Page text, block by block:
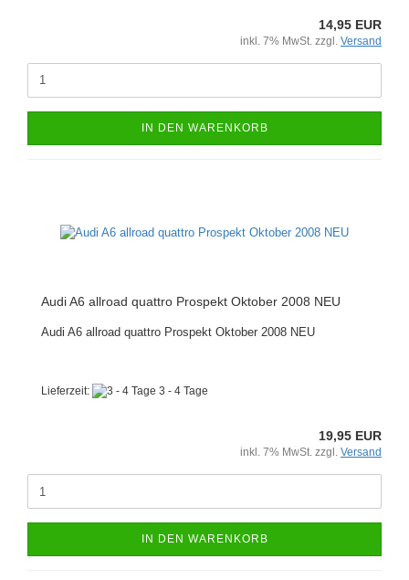
14,95 EUR
inkl. 7% MwSt. zzgl. Versand
IN DEN WARENKORB
Audi A6 allroad quattro Prospekt Oktober 2008 NEU
Audi A6 allroad quattro Prospekt Oktober 2008 NEU
Lieferzeit: 3 - 4 Tage
19,95 EUR
inkl. 7% MwSt. zzgl. Versand
IN DEN WARENKORB